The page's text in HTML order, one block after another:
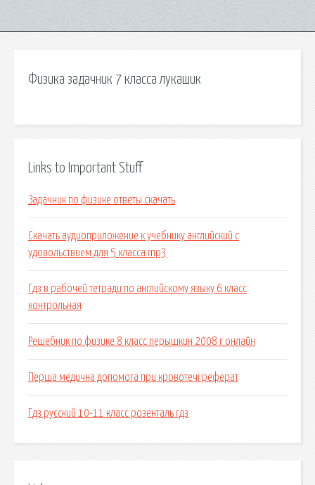
Физика задачник 7 класса лукашик
Links to Important Stuff
Задачник по физике ответы скачать
Скачать аудиоприложение к учебнику английский с
удовольствием для 5 класса mp3
Гдз в рабочей тетради по английскому языку 6 класс
контрольная
Решебник по физике 8 класс перышкин 2008 г онлайн
Перша медична допомога при кровотечі реферат
Гдз русский 10-11 класс розенталь гдз